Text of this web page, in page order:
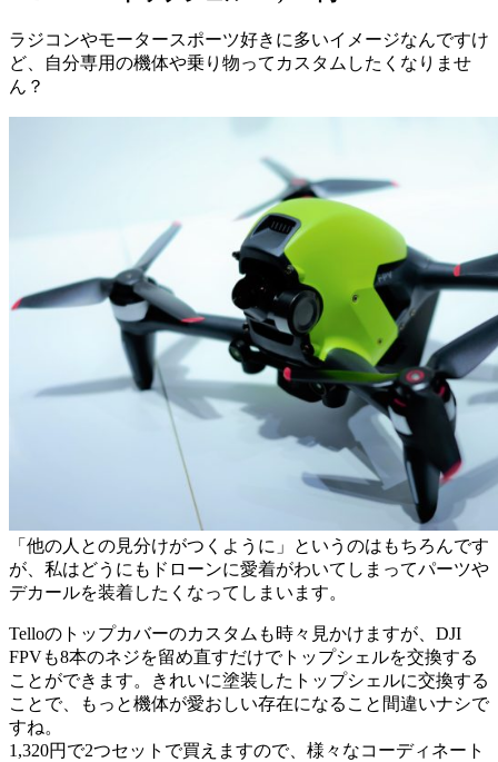
ラジコンやモータースポーツ好きに多いイメージなんですけ
ど、自分専用の機体や乗り物ってカスタムしたくなりませ
ん？
「他の人との見分けがつくように」というのはもちろんです
が、私はどうにもドローンに愛着がわいてしまってパーツや
デカールを装着したくなってしまいます。
Telloのトップカバーのカスタムも時々見かけますが、DJI
FPVも8本のネジを留め直すだけでトップシェルを交換する
ことができます。きれいに塗装したトップシェルに交換する
ことで、もっと機体が愛おしい存在になること間違いナシで
すね。
1,320円で2つセットで買えますので、様々なコーディネート